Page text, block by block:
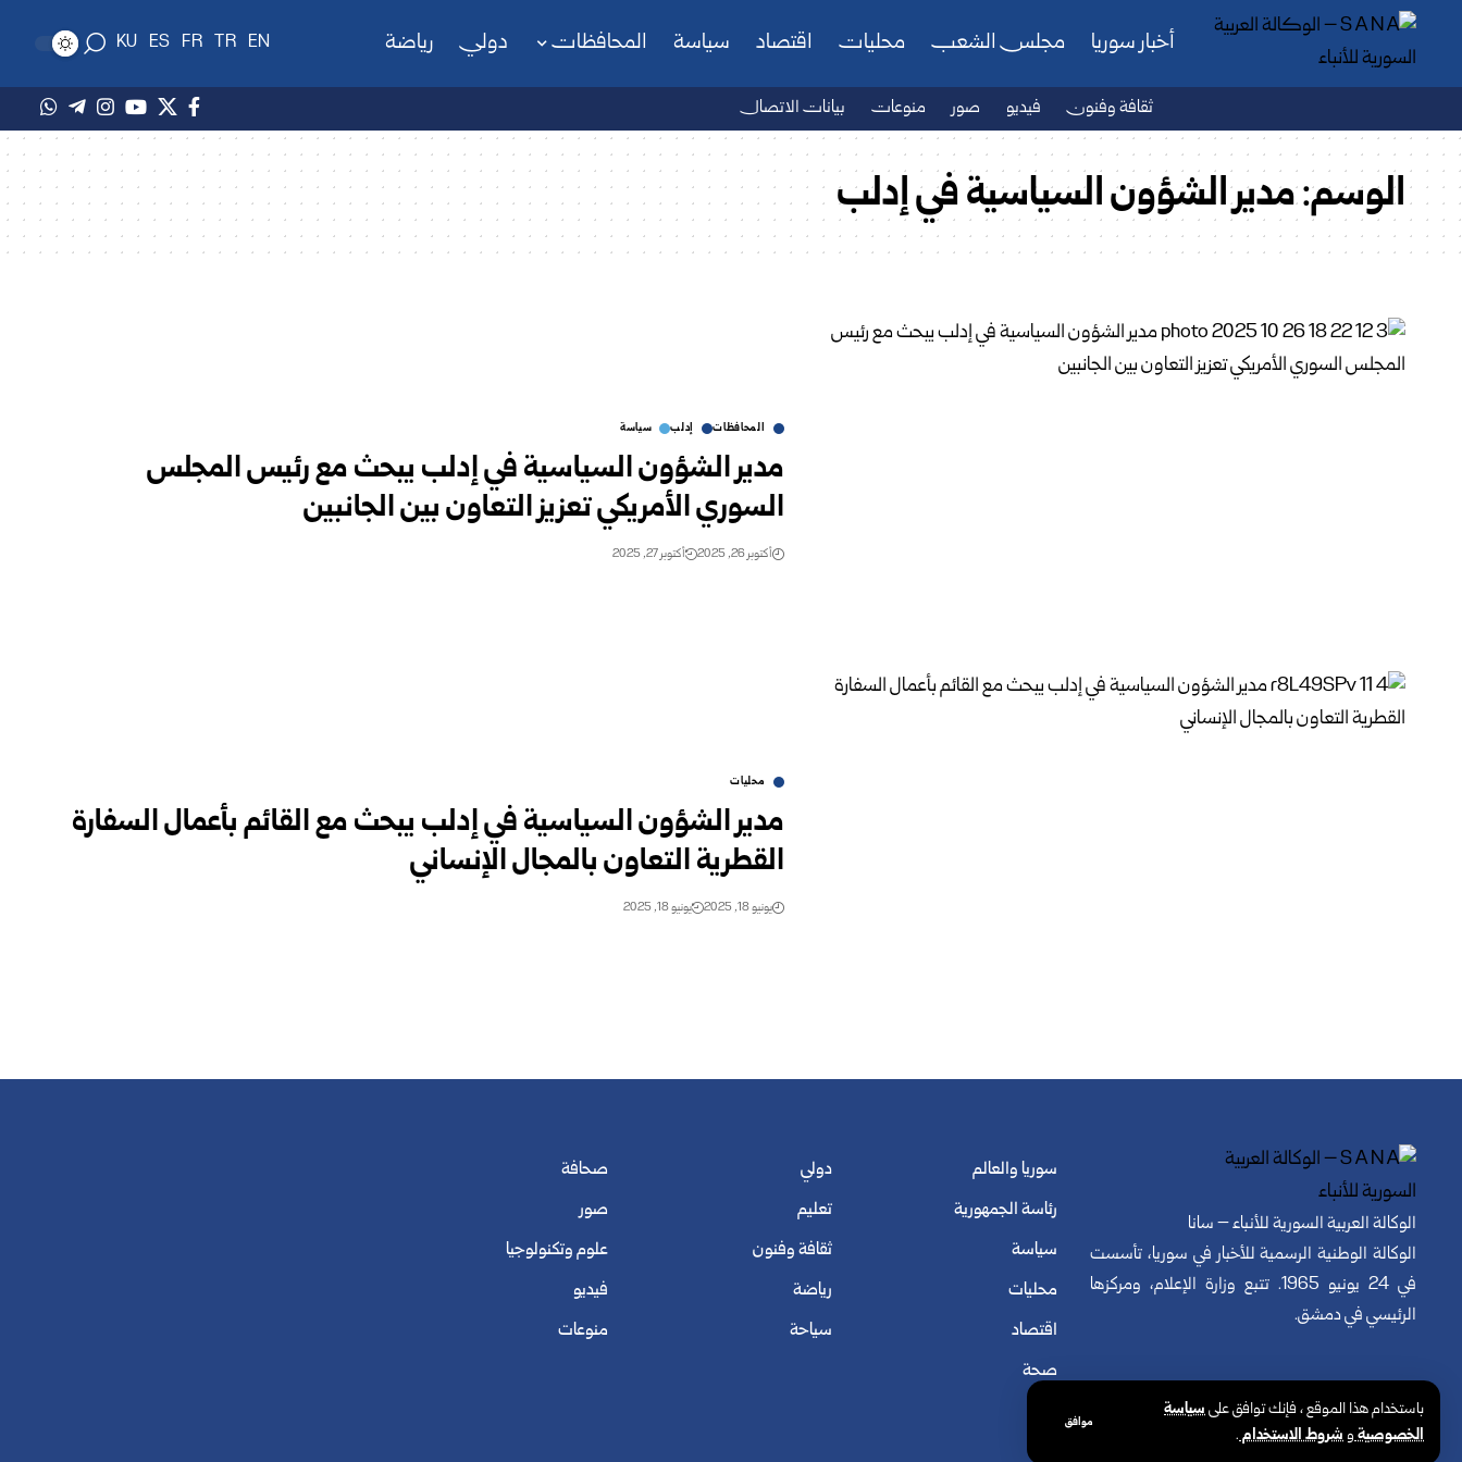
باستخدام هذا الموقع ، فإنك توافق علىسياسة
الخصوصيةوشروط الاستخدام.
موافق
أخبار سوريا مجلس الشعب محليات اقتصاد سياسة المحافظات دولي رياضة EN
TR
FR
ES
KU
ثقافة وفنون فيديو صور منوعات بيانات الاتصال
الوسم:مدير الشؤون السياسية في إدلب
المحافظات إدلب سياسة
مدير الشؤون السياسية في إدلب يبحث مع رئيس المجلس
السوري الأمريكي تعزيز التعاون بين الجانبين
أكتوبر 26, 2025 أكتوبر 27, 2025
محليات
مدير الشؤون السياسية في إدلب يبحث مع القائم بأعمال السفارة
القطرية التعاون بالمجال الإنساني
يونيو 18, 2025 يونيو 18, 2025
الوكالة العربية السورية للأنباء – سانا
الوكالة الوطنية الرسمية للأخبار في سوريا، تأسست
في 24 يونيو 1965. تتبع وزارة الإعلام، ومركزها
الرئيسي في دمشق.
سوريا والعالم
رئاسة الجمهورية
سياسة
محليات
اقتصاد
صحة
دولي
تعليم
ثقافة وفنون
رياضة
سياحة
صحافة
صور
علوم وتكنولوجيا
فيديو
منوعات